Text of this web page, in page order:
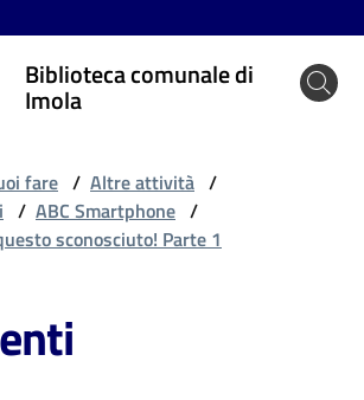
Biblioteca comunale di
Imola
fare / Altre attività /
/ ABC Smartphone /
sconosciuto! Parte 1